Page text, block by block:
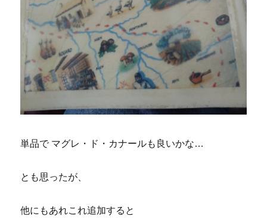
単品で マグレ・ド・カナールも良いかな…
とも思ったが、
他にもあれこれ追加すると